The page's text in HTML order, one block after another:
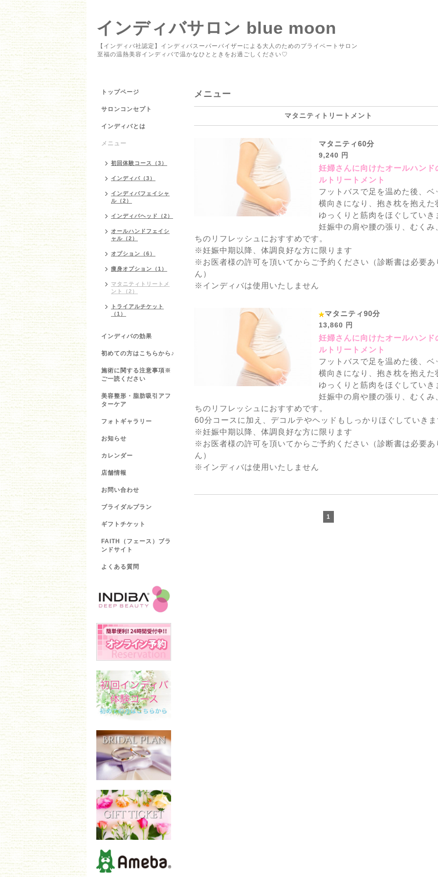
インディバサロン blue moon
【インディバ社認定】インディバスーパーバイザーによる大人のためのプライベートサロン
至福の温熱美容インディバで温かなひとときをお過ごしください♡
メニュー
マタニティトリートメント
マタニティ60分
9,240 円
妊婦さんに向けたオールハンド
ルトリートメント
フットバスで足を温めた後、ベ
横向きになり、抱き枕を抱えた
ゆっくりと筋肉をほぐしていき
妊娠中の肩や腰の張り、むくみ
ちのリフレッシュにおすすめです。
※妊娠中期以降、体調良好な方に限ります
※お医者様の許可を頂いてからご予約ください（診断書は必要あ
ん）
※インディバは使用いたしません
マタニティ90分
13,860 円
妊婦さんに向けたオールハンド
ルトリートメント
フットバスで足を温めた後、ベ
横向きになり、抱き枕を抱えた
ゆっくりと筋肉をほぐしていき
妊娠中の肩や腰の張り、むくみ
ちのリフレッシュにおすすめです。
60分コースに加え、デコルテやヘッドもしっかりほぐしていき
※妊娠中期以降、体調良好な方に限ります
※お医者様の許可を頂いてからご予約ください（診断書は必要あ
ん）
※インディバは使用いたしません
1
トップページ
サロンコンセプト
インディバとは
メニュー
初回体験コース（3）
インディバ（3）
インディバフェイシャ
ル（2）
インディバヘッド（2）
オールハンドフェイシ
ャル（2）
オプション（6）
痩身オプション（1）
マタニティトリートメ
ント（2）
トライアルチケット
（1）
インディバの効果
初めての方はこちらから♪
施術に関する注意事項※
ご一読ください
美容整形・脂肪吸引アフ
ターケア
フォトギャラリー
お知らせ
カレンダー
店舗情報
お問い合わせ
ブライダルプラン
ギフトチケット
FAITH（フェース）ブラ
ンドサイト
よくある質問